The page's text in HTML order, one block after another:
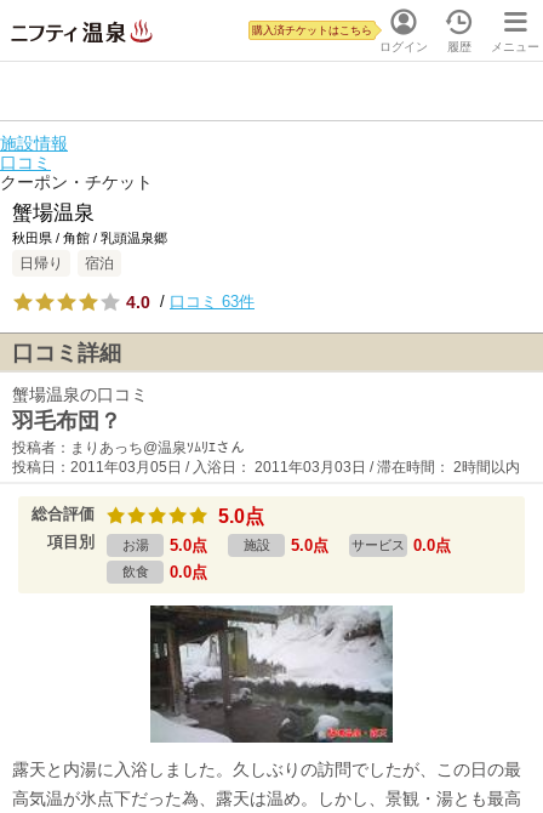
ログイン
購入済チケットはこちら
履歴 メニュー
施設情報
口コミ
クーポン・チケット
蟹場温泉
秋田県 / 角館 / 乳頭温泉郷
日帰り 宿泊
4.0 / 口コミ 63件
口コミ詳細
蟹場温泉の口コミ
羽毛布団？
投稿者：まりあっち@温泉ｿﾑﾘｴさん
投稿日：2011年03月05日 / 入浴日： 2011年03月03日 / 滞在時間： 2時間以内
総合評価 5.0点
項目別 お湯 5.0点 施設 5.0点 サービス 0.0点
飲食 0.0点
露天と内湯に入浴しました。久しぶりの訪問でしたが、この日の最
高気温が氷点下だった為、露天は温め。しかし、景観・湯とも最高